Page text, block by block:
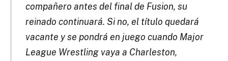
compañero antes del final de Fusion, su
reinado continuará. Si no, el título quedará
vacante y se pondrá en juego cuando Major
League Wrestling vaya a Charleston,